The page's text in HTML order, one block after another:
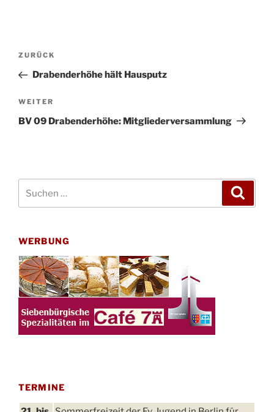
Beitragsnavigation
Vorheriger
Beitrag
ZURÜCK
Drabenderhöhe hält Hausputz
Nächster
Beitrag
WEITER
BV 09 Drabenderhöhe: Mitgliederversammlung
nach:
WERBUNG
TERMINE